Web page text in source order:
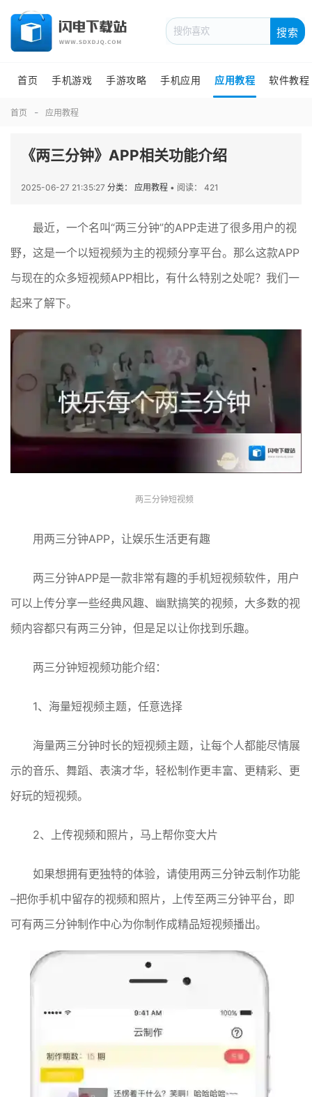
搜索
首页 手机游戏 手游攻略 手机应用 应用教程 软件教程
首页 应用教程
《两三分钟》APP相关功能介绍
2025-06-27 21:35:27 分类： 应用教程 • 阅读： 421
最近，一个名叫“两三分钟”的APP走进了很多用户的视
野，这是一个以短视频为主的视频分享平台。那么这款APP
与现在的众多短视频APP相比，有什么特别之处呢？我们一
起来了解下。
两三分钟短视频
用两三分钟APP，让娱乐生活更有趣
两三分钟APP是一款非常有趣的手机短视频软件，用户
可以上传分享一些经典风趣、幽默搞笑的视频，大多数的视
频内容都只有两三分钟，但是足以让你找到乐趣。
两三分钟短视频功能介绍：
1、海量短视频主题，任意选择
海量两三分钟时长的短视频主题，让每个人都能尽情展
示的音乐、舞蹈、表演才华，轻松制作更丰富、更精彩、更
好玩的短视频。
2、上传视频和照片，马上帮你变大片
如果想拥有更独特的体验，请使用两三分钟云制作功能
–把你手机中留存的视频和照片，上传至两三分钟平台，即
可有两三分钟制作中心为你制作成精品短视频播出。